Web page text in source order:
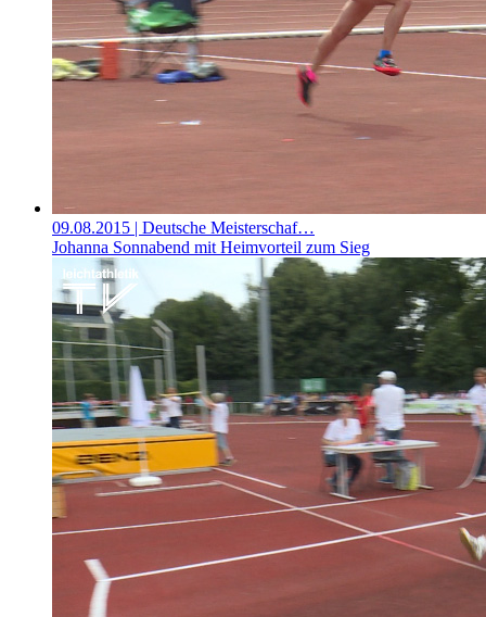
09.08.2015 | Deutsche Meisterschaf…
Johanna Sonnabend mit Heimvorteil zum Sieg